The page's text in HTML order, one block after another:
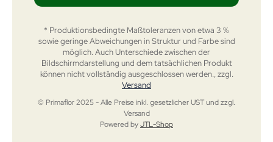
* Produktionsbedingte Maßtoleranzen von etwa 3 %
sowie geringe Abweichungen in Struktur und Farbe sind
möglich. Auch Unterschiede zwischen der
Bildschirmdarstellung und dem tatsächlichen Produkt
können nicht vollständig ausgeschlossen werden., zzgl.
Versand
© Primaflor 2025 - Alle Preise inkl. gesetzlicher UST und zzgl.
Versand
Powered byJTL-Shop